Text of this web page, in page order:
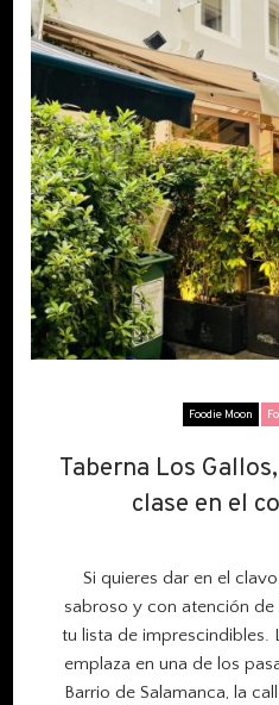
Foodie Moon
Taberna Los
clase en el
Taberna Los
clase en el
Si quieres dar en el
sabroso y con atención
tu lista de imprescindibles.
emplaza en una de los
Barrio de Salamanca, la